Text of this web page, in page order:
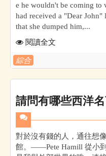
e he wouldn't be coming to
had received a "Dear
that she dumped him,...
閱讀全文
綜合
請問有哪些西洋
對於沒有錢的人，通往想
館。——Pete Hamill 從小